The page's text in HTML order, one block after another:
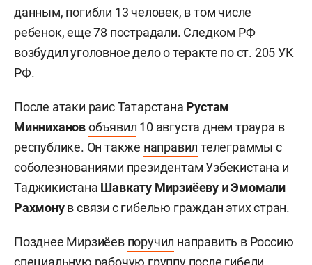
данным, погибли 13 человек, в том числе
ребенок, еще 78 пострадали. Следком РФ
возбудил уголовное дело о теракте по ст. 205 УК
РФ.
После атаки раис Татарстана Рустам
Миннихановобъявил 10 августа днем траура в
республике. Он также направил телеграммы с
соболезнованиями президентам Узбекистана и
Таджикистана Шавкату Мирзиёеву иЭмомали
Рахмонув связи с гибелью граждан этих стран.
Позднее Мирзиёев поручил направить в Россию
специальную рабочую группу после гибели